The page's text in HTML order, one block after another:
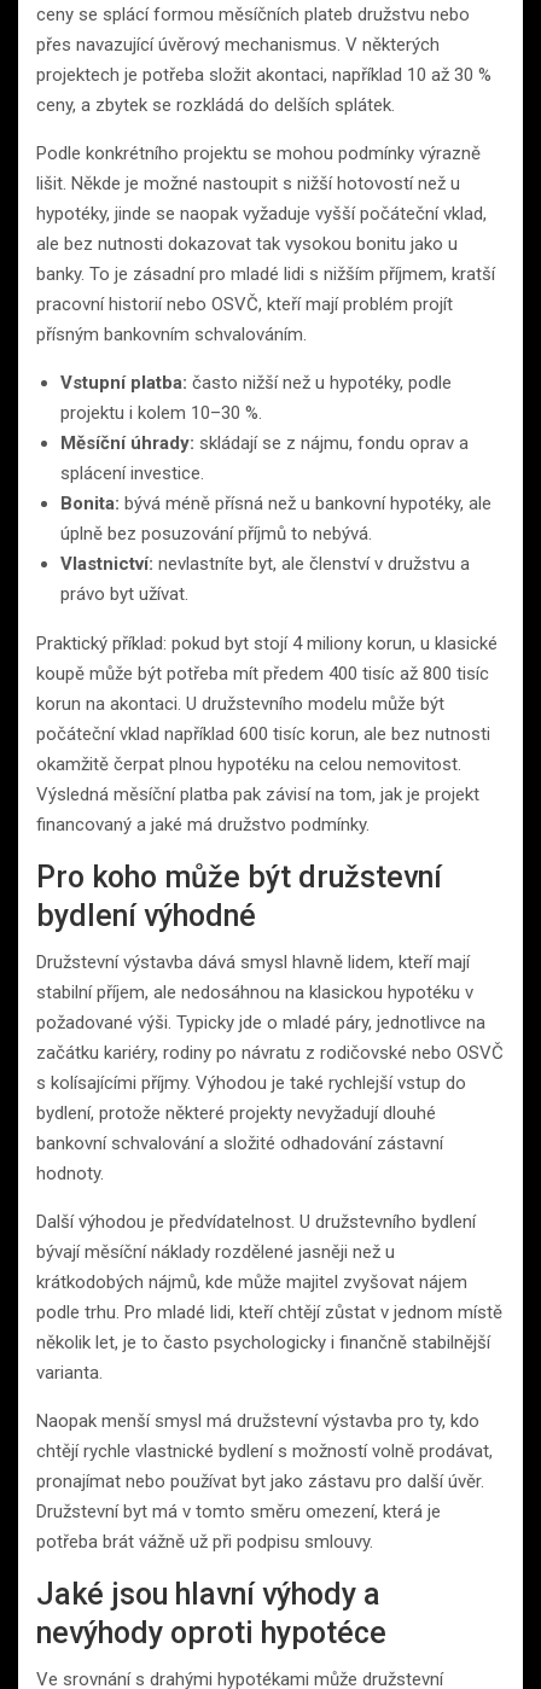
ceny se splácí formou měsíčních plateb družstvu nebo
přes navazující úvěrový mechanismus. V některých
projektech je potřeba složit akontaci, například 10 až 30 %
ceny, a zbytek se rozkládá do delších splátek.
Podle konkrétního projektu se mohou podmínky výrazně
lišit. Někde je možné nastoupit s nižší hotovostí než u
hypotéky, jinde se naopak vyžaduje vyšší počáteční vklad,
ale bez nutnosti dokazovat tak vysokou bonitu jako u
banky. To je zásadní pro mladé lidi s nižším příjmem, kratší
pracovní historií nebo OSVČ, kteří mají problém projít
přísným bankovním schvalováním.
Vstupní platba: často nižší než u hypotéky, podle
projektu i kolem 10–30 %.
Měsíční úhrady: skládají se z nájmu, fondu oprav a
splácení investice.
Bonita: bývá méně přísná než u bankovní hypotéky, ale
úplně bez posuzování příjmů to nebývá.
Vlastnictví: nevlastníte byt, ale členství v družstvu a
právo byt užívat.
Praktický příklad: pokud byt stojí 4 miliony korun, u klasické
koupě může být potřeba mít předem 400 tisíc až 800 tisíc
korun na akontaci. U družstevního modelu může být
počáteční vklad například 600 tisíc korun, ale bez nutnosti
okamžitě čerpat plnou hypotéku na celou nemovitost.
Výsledná měsíční platba pak závisí na tom, jak je projekt
financovaný a jaké má družstvo podmínky.
Pro koho může být družstevní
bydlení výhodné
Družstevní výstavba dává smysl hlavně lidem, kteří mají
stabilní příjem, ale nedosáhnou na klasickou hypotéku v
požadované výši. Typicky jde o mladé páry, jednotlivce na
začátku kariéry, rodiny po návratu z rodičovské nebo OSVČ
s kolísajícími příjmy. Výhodou je také rychlejší vstup do
bydlení, protože některé projekty nevyžadují dlouhé
bankovní schvalování a složité odhadování zástavní
hodnoty.
Další výhodou je předvídatelnost. U družstevního bydlení
bývají měsíční náklady rozdělené jasněji než u
krátkodobých nájmů, kde může majitel zvyšovat nájem
podle trhu. Pro mladé lidi, kteří chtějí zůstat v jednom místě
několik let, je to často psychologicky i finančně stabilnější
varianta.
Naopak menší smysl má družstevní výstavba pro ty, kdo
chtějí rychle vlastnické bydlení s možností volně prodávat,
pronajímat nebo používat byt jako zástavu pro další úvěr.
Družstevní byt má v tomto směru omezení, která je
potřeba brát vážně už při podpisu smlouvy.
Jaké jsou hlavní výhody a
nevýhody oproti hypotéce
Ve srovnání s drahými hypotékami může družstevní